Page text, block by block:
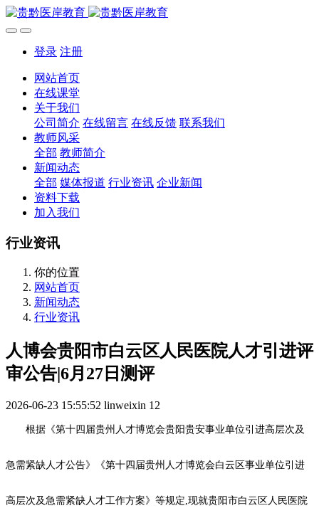
登录 注册
网站首页
在线课堂
关于我们
公司简介 在线留言 在线反馈 联系我们
教师风采
全部 教师简介
新闻动态
全部 媒体报道 行业资讯 企业新闻
资料下载
加入我们
行业资讯
你的位置
网站首页
新闻动态
行业资讯
人博会贵阳市白云区人民医院人才引进评
审公告|6月27日测评
2026-06-23 15:55:52 linweixin 12
根据《第十四届贵州人才博览会贵阳贵安事业单位引进高层次及
急需紧缺人才公告》《第十四届贵州人才博览会白云区事业单位引进
高层次及急需紧缺人才工作方案》等规定,现就贵阳市白云区人民医院